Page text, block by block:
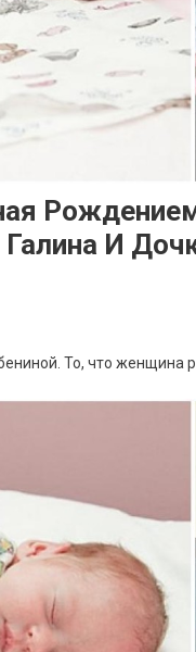
И
То, что женщина